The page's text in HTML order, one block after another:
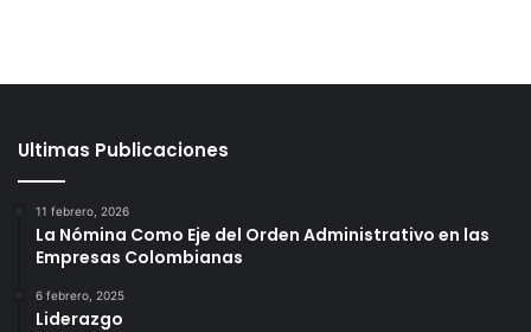
Ultimas Publicaciones
11 febrero, 2026
La Nómina Como Eje del Orden Administrativo en las
Empresas Colombianas
6 febrero, 2025
Liderazgo